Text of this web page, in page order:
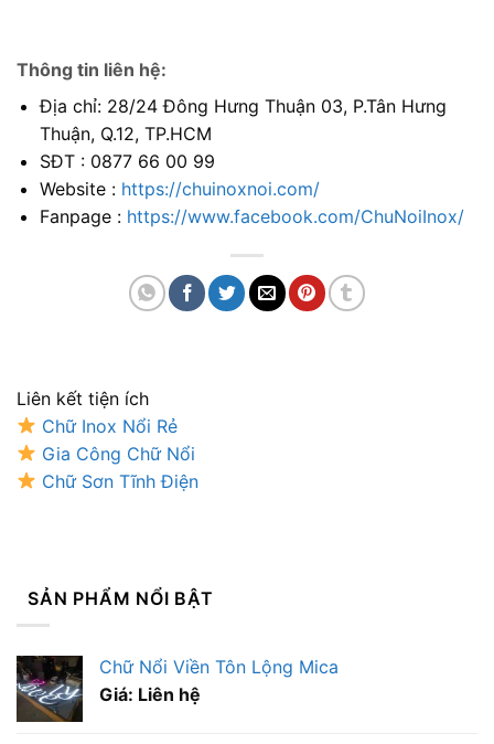
Thông tin liên hệ:
Địa chỉ: 28/24 Đông Hưng Thuận 03, P.Tân Hưng
Thuận, Q.12, TP.HCM
SĐT : 0877 66 00 99
Website : https://chuinoxnoi.com/
Fanpage : https://www.facebook.com/ChuNoiInox/
Liên kết tiện ích
Chữ Inox Nổi Rẻ
Gia Công Chữ Nổi
Chữ Sơn Tĩnh Điện
SẢN PHẨM NỔI BẬT
Chữ Nổi Viền Tôn Lộng Mica
Giá: Liên hệ